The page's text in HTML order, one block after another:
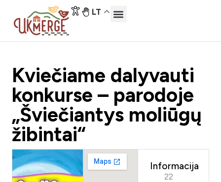
LT
Kviečiame dalyvauti
konkurse – parodoje
„Šviečiantys moliūgų
žibintai“
Informacija
22